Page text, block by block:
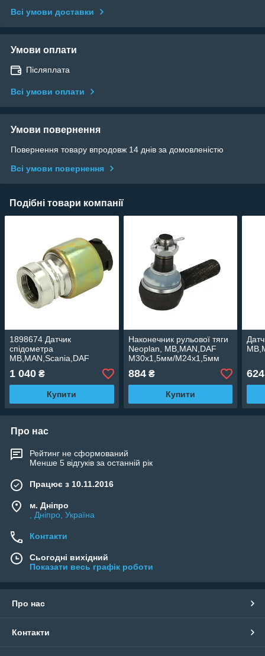
Всі умови доставки
Умови оплати
Післяплата
Всі умови оплати
Умови повернення
Повернення товару впродовж 14 днів за домовленістю
Всі умови повернення
Подібні товари компанії
1898674 Датчик
спідометра
MB,MAN,Scania,DAF
(Akusan)
1 040 ₴
Купити
Наконечник рульової тяги
Neoplan, MB,MAN,DAF
M30x1,5мм/M24x1,5мм
884₴
Купити
624
Про нас
Рейтинг не сформований
Менше 5 відгуків за останній рік
Працює з 10.11.2016
м. Дніпро
, Дніпро, Україна
Контакти
Сьогодні вихідний
Показати весь графік роботи
Про нас
Контакти